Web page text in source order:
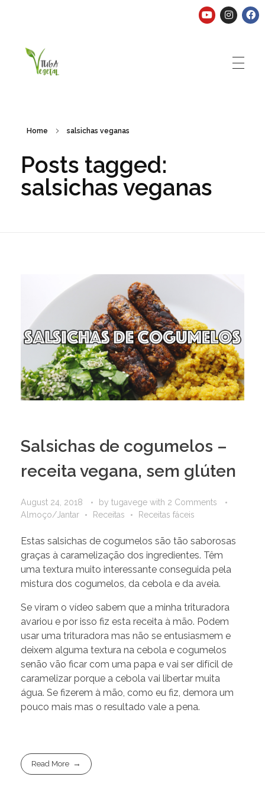
Home salsichas veganas
Posts tagged:
salsichas veganas
Salsichas de cogumelos –
receita vegana, sem glúten
August 24, 2018 by tugavege with 2 Comments
Almoço/Jantar
Receitas Receitas fáceis
Estas salsichas de cogumelos são tão saborosas
graças à caramelização dos ingredientes. Têm
uma textura muito interessante conseguida pela
mistura dos cogumelos, da cebola e da aveia.
Se viram o vídeo sabem que a minha trituradora
avariou e por isso fiz esta receita à mão. Podem
usar uma trituradora mas não se entusiasmem e
deixem alguma textura na cebola e cogumelos
senão vão ficar com uma papa e vai ser difícil de
caramelizar porque a cebola vai libertar muita
água. Se fizerem à mão, como eu fiz, demora um
pouco mais mas o resultado vale a pena.
Read More